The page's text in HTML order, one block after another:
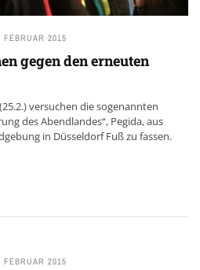
FEBRUAR 2015
gegen den erneuten
versuchen die sogenannten
des Abendlandes“, Pegida, aus
in Düsseldorf Fuß zu fassen.
FEBRUAR 2015